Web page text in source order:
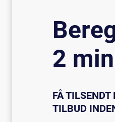
2
FÅ TILSENDT
TILBUD